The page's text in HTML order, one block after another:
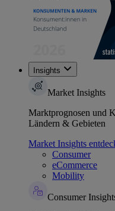
Insights
Market Insights
Marktprognosen und
Ländern & Gebieten
Market Insights
Consumer
eCommerce
Mobility
Consumer